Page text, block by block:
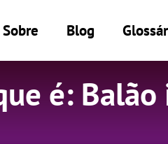
Sobre Blog
é: